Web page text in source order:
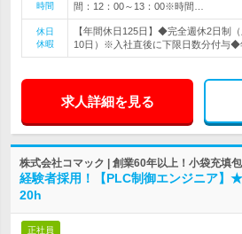
時間
間：12：00～13：00※時間…
休日
休暇
【年間休日125日】◆完全週休2日制
10日）※入社直後に下限日数分付与◆
求人詳細を見る
株式会社コマック | 創業60年以上！小袋充填
経験者採用！【PLC制御エンジニア
20h
正社員